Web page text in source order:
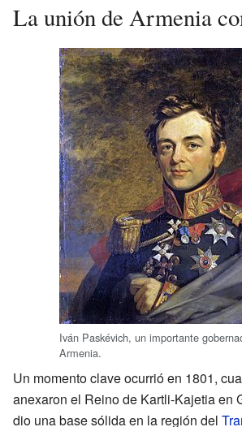
La unión de Armenia
Iván Paskévich, un importante
Armenia.
Un momento clave ocurrió en 1801,
anexaron el Reino de Kartli-Kajetia en
dio una base sólida en la región del